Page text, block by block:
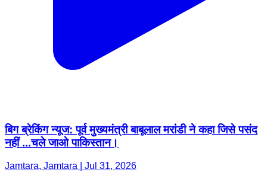
बिग ब्रेकिंग न्यूज: पूर्व मुख्यमंत्री बाबूलाल मरांडी ने कहा जिसे पसंद
नहीं ...चले जाओ पाकिस्तान।
Jamtara, Jamtara | Jul 31, 2026